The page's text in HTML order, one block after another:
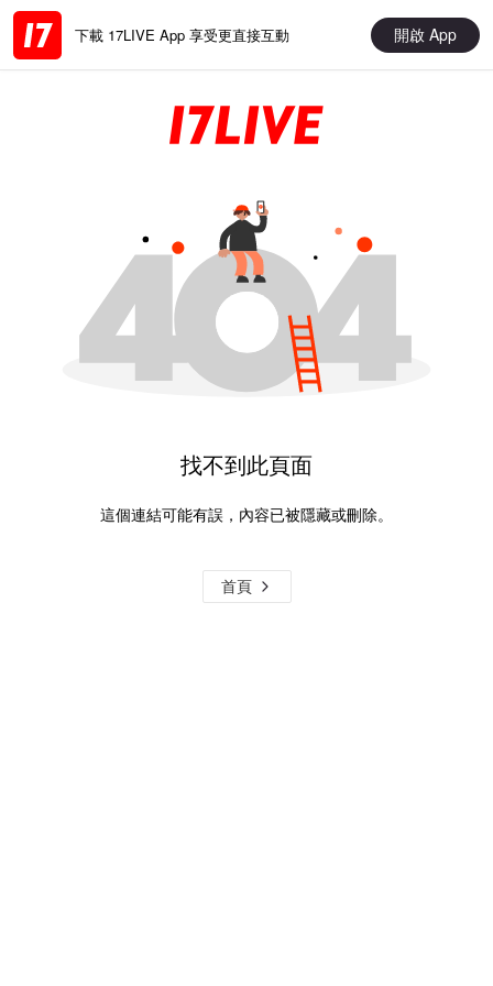
下載 17LIVE App 享受更直接互動 開啟 App
找不到此頁面
這個連結可能有誤，內容已被隱藏或刪除。
首頁